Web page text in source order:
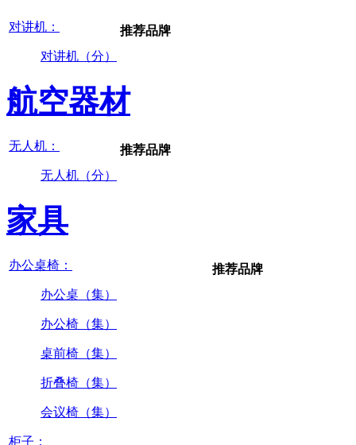
对讲机：
对讲机（分）
推荐品牌
航空器材
无人机：
无人机（分）
推荐品牌
家具
办公桌椅：
办公桌（集）
办公椅（集）
桌前椅（集）
折叠椅（集）
会议椅（集）
柜子：
推荐品牌